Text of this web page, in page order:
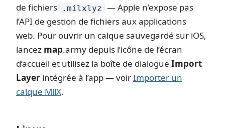
de fichiers
.milxlyz — Apple n’expose pas
l’API de gestion de fichiers aux applications
web. Pour ouvrir un calque sauvegardé sur iOS,
lancez map.army depuis l’icône de l’écran
d’accueil et utilisez la boîte de dialogue Import
Layer intégrée à l’app — voirImporter un
calque MilX.